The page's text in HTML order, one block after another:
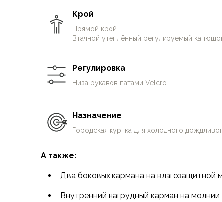
Демисезонные
Болотные сапоги, забродники
Вкладыши
Гамаши, бахилы
Аксессуары для обуви
Уход за обувью
Сушилки для обуви
Клей
Ботинки
Кроссовки
Гамаши, бахилы
Крой
Прямой крой
Втачной утеплённый регулируемый
Регулировка
Низа рукавов патами Velcro
Назначение
Городская куртка для холодного
А также:
Два боковых кармана на влагозащитной
Внутренний нагрудный карман на молнии